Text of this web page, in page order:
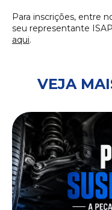
Para inscrições, entre
seu representante
aqui.
VEJA